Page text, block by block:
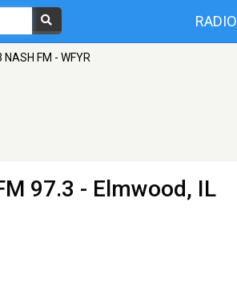
RADIO
NASH FM - WFYR
97.3 - Elmwood, IL